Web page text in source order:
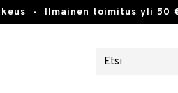
- Ilmainen toimitus yli 50